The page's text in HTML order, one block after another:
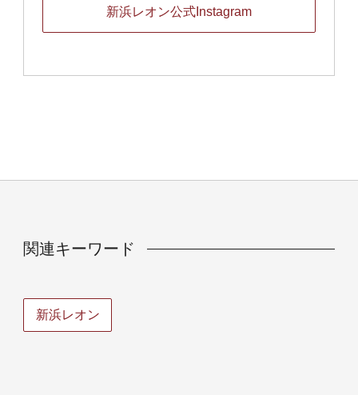
新浜レオン公式Instagram
関連キーワード
新浜レオン